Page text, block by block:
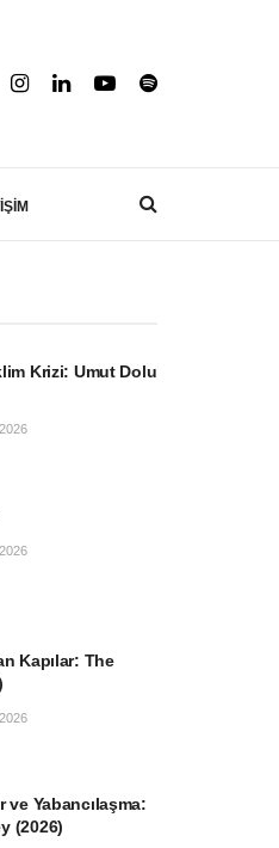
Krizi: Umut Dolu
Kapılar: The
ve Yabancılaşma:
(2026)